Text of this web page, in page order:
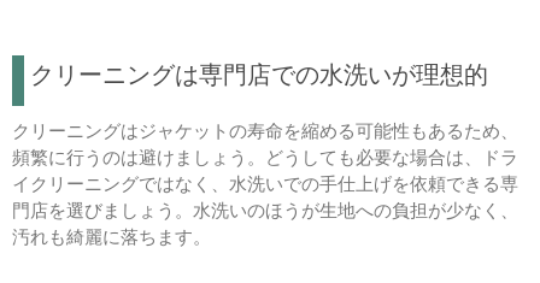
クリーニングは専門店での水洗いが理想的
クリーニングはジャケットの寿命を縮める可能性もあるため、
頻繁に行うのは避けましょう。どうしても必要な場合は、ドラ
イクリーニングではなく、水洗いでの手仕上げを依頼できる専
門店を選びましょう。水洗いのほうが生地への負担が少なく、
汚れも綺麗に落ちます。